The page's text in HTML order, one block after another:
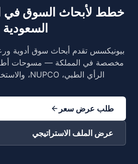
خطط لأبحاث السوق في
السعودية
بيونيكسس تقدم أبحاث سوق أدوية
مخصصة في المملكة — مسوحات أطباء
الرأي الطبي، NUPCO، والاستخبارات التنافسية.
طلب عرض سعر
عرض الملف الاستراتيجي